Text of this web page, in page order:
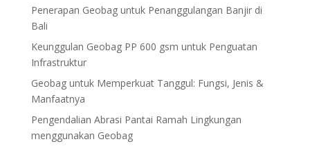
Penerapan Geobag untuk Penanggulangan Banjir di
Bali
Keunggulan Geobag PP 600 gsm untuk Penguatan
Infrastruktur
Geobag untuk Memperkuat Tanggul: Fungsi, Jenis &
Manfaatnya
Pengendalian Abrasi Pantai Ramah Lingkungan
menggunakan Geobag